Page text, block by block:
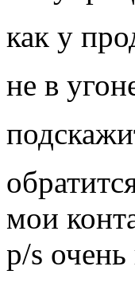
как у
не в
мои
p/s